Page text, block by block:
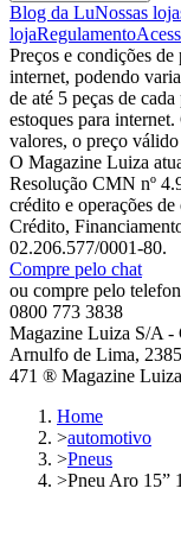
Blog da LuNossas
lojaRegulamento
Preços e condições
internet, podendo
de até 5 peças de
estoques para
valores, o preço
O Magazine Luiza
Resolução CMN nº
crédito e operações
Crédito,
02.206.577/0001-80.
Compre pelo chat
ou compre pelo
0800 773 3838
Magazine Luiza S/A -
Arnulfo de Lima,
471 ® Magazine
Home
>automotivo
>Pneus
>Pneu Aro 15”